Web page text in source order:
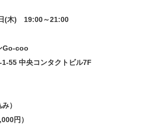
日(木) 19:00～21:00
Go-coo
中央コンタクトビル7F
）
円）